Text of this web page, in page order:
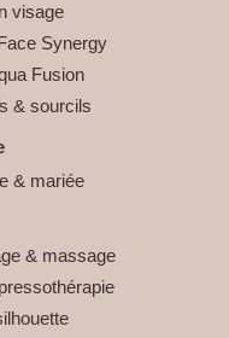
visage
Synergy
Fusion
& sourcils
& mariée
& massage